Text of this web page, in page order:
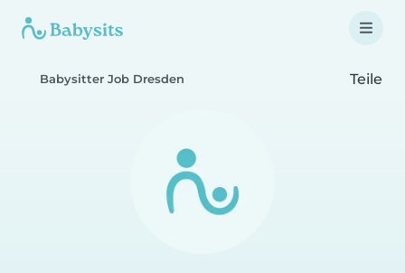
Babysitter Job Dresden Teile